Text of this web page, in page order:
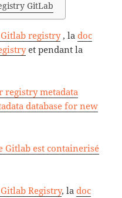
GitLab
registry, ladoc
et pendant la
registry metadata
database for new
Gitlab est containerisé
Registry, ladoc